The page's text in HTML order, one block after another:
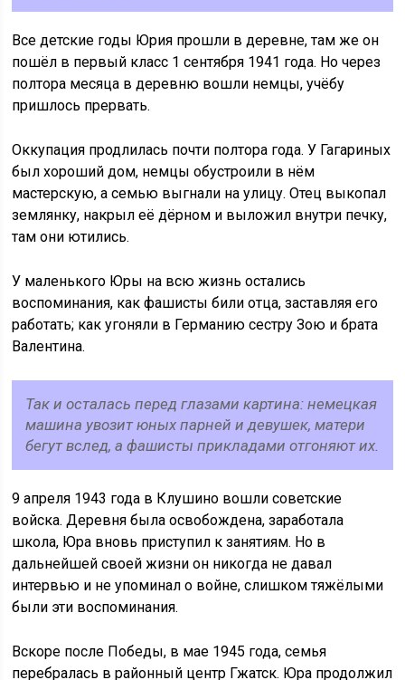
Все детские годы Юрия прошли в деревне, там же он
пошёл в первый класс 1 сентября 1941 года. Но через
полтора месяца в деревню вошли немцы, учёбу
пришлось прервать.
Оккупация продлилась почти полтора года. У Гагариных
был хороший дом, немцы обустроили в нём
мастерскую, а семью выгнали на улицу. Отец выкопал
землянку, накрыл её дёрном и выложил внутри печку,
там они ютились.
У маленького Юры на всю жизнь остались
воспоминания, как фашисты били отца, заставляя его
работать; как угоняли в Германию сестру Зою и брата
Валентина.
Так и осталась перед глазами картина: немецкая
машина увозит юных парней и девушек, матери
бегут вслед, а фашисты прикладами отгоняют их.
9 апреля 1943 года в Клушино вошли советские
войска. Деревня была освобождена, заработала
школа, Юра вновь приступил к занятиям. Но в
дальнейшей своей жизни он никогда не давал
интервью и не упоминал о войне, слишком тяжёлыми
были эти воспоминания.
Вскоре после Победы, в мае 1945 года, семья
перебралась в районный центр Гжатск. Юра продолжил